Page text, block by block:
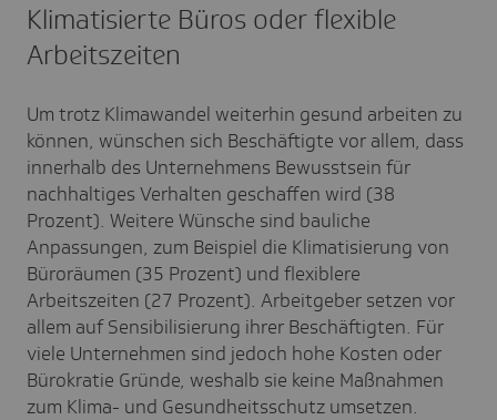
Klimatisierte Büros oder flexible
Arbeitszeiten
Um trotz Klimawandel weiterhin gesund arbeiten zu
können, wünschen sich Beschäftigte vor allem, dass
innerhalb des Unternehmens Bewusstsein für
nachhaltiges Verhalten geschaffen wird (38
Prozent). Weitere Wünsche sind bauliche
Anpassungen, zum Beispiel die Klimatisierung von
Büroräumen (35 Prozent) und flexiblere
Arbeitszeiten (27 Prozent). Arbeitgeber setzen vor
allem auf Sensibilisierung ihrer Beschäftigten. Für
viele Unternehmen sind jedoch hohe Kosten oder
Bürokratie Gründe, weshalb sie keine Maßnahmen
zum Klima- und Gesundheitsschutz umsetzen.